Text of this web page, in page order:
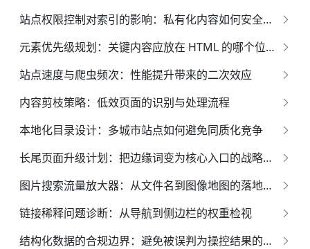
站点权限控制对索引的影响：私有化内容如何安全展示
元素优先级规划：关键内容应放在 HTML 的哪个位置？
站点速度与爬虫频次：性能提升带来的二次效应
内容剪枝策略：低效页面的识别与处理流程
本地化目录设计：多城市站点如何避免同质化竞争
长尾页面升级计划：把边缘词变为核心入口的战略蓝图
图片搜索流量放大器：从文件名到图像地图的落地方案
链接稀释问题诊断：从导航到侧边栏的权重检视
结构化数据的合规边界：避免被误判为操控结果的权威指南*